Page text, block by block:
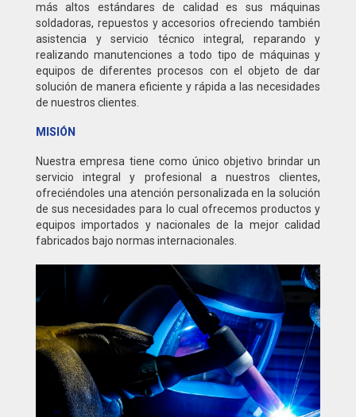
más altos estándares de calidad es sus máquinas
soldadoras, repuestos y accesorios ofreciendo también
asistencia y servicio técnico integral, reparando y
realizando manutenciones a todo tipo de máquinas y
equipos de diferentes procesos con el objeto de dar
solución de manera eficiente y rápida a las necesidades
de nuestros clientes.
MISIÓN
Nuestra empresa tiene como único objetivo brindar un
servicio integral y profesional a nuestros clientes,
ofreciéndoles una atención personalizada en la solución
de sus necesidades para lo cual ofrecemos productos y
equipos importados y nacionales de la mejor calidad
fabricados bajo normas internacionales.